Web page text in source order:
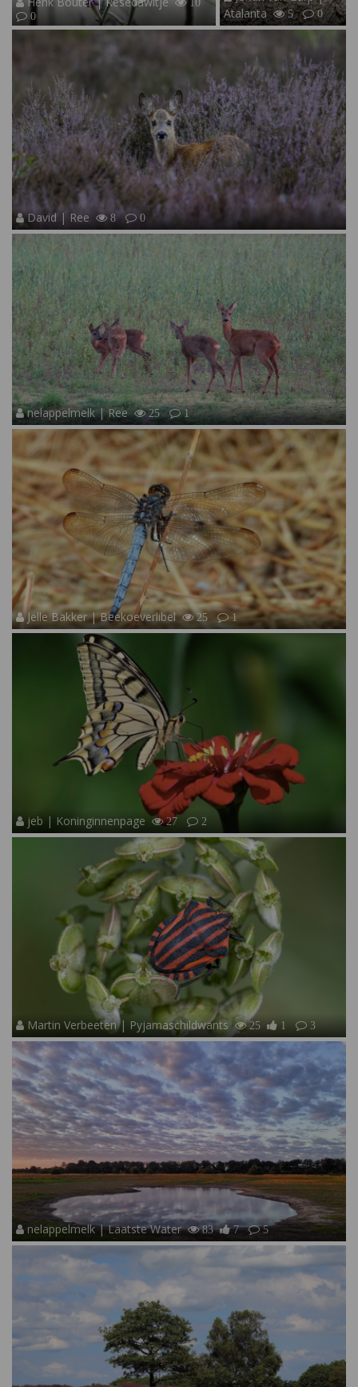
10
0
Atalanta
5 0
David | Ree 8 0
nelappelmelk | Ree 25 1
Jelle Bakker | Beekoeverlibel 25 1
jeb | Koninginnenpage 27 2
Martin Verbeeten | Pyjamaschildwants 25 1 3
nelappelmelk | Laatste Water 83 7 5